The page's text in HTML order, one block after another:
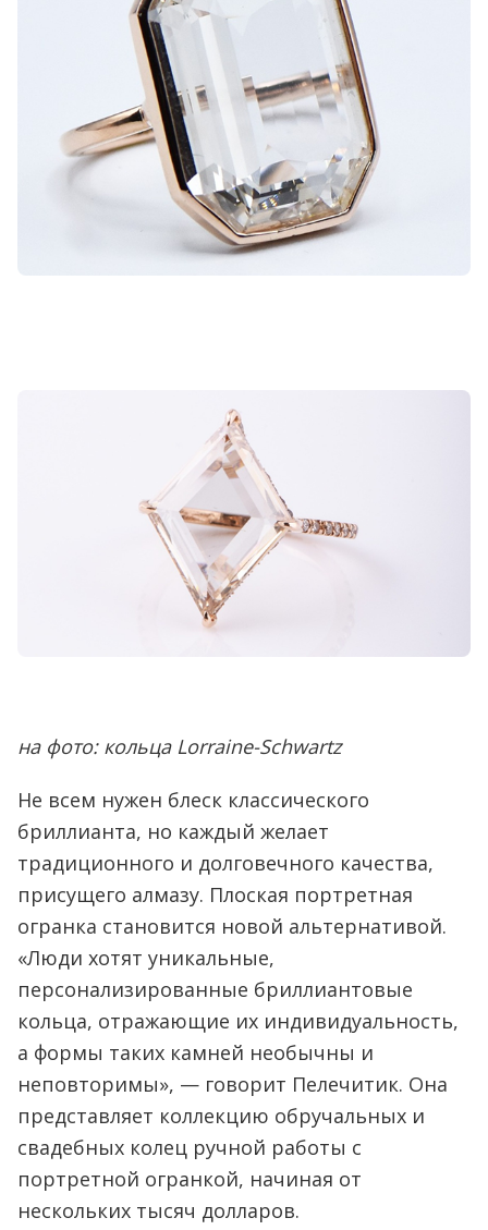
на фото: кольца Lorraine-Schwartz
Не всем нужен блеск классического
бриллианта, но каждый желает
традиционного и долговечного качества,
присущего алмазу. Плоская портретная
огранка становится новой альтернативой.
«Люди хотят уникальные,
персонализированные бриллиантовые
кольца, отражающие их индивидуальность,
а формы таких камней необычны и
неповторимы», — говорит Пелечитик. Она
представляет коллекцию обручальных и
свадебных колец ручной работы с
портретной огранкой, начиная от
нескольких тысяч долларов.